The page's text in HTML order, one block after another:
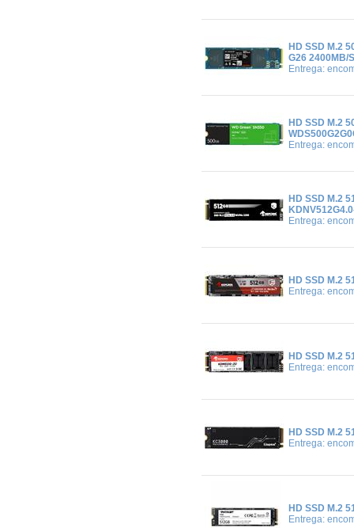
HD SSD M.2
G26 2400MB/S
Entrega:
HD SSD M.2
Entrega:
HD SSD M.2
Entrega:
HD SSD M.2
Entrega:
HD SSD M.2
Entrega:
HD SSD M.2
Entrega:
HD SSD M.2
Entrega: